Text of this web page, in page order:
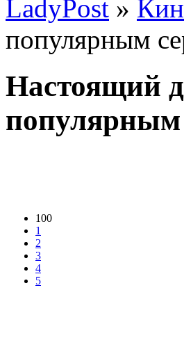
LadyPost »
популярным
Настоящий
популярным
100
1
2
3
4
5